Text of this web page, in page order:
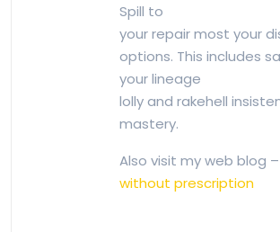
Spill to
your repair most your
options. This includes
your lineage
lolly and rakehell
mastery.
Also visit my web blog –
without prescription